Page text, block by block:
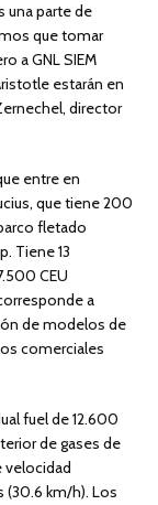
una parte de
que tomar
a GNL SIEM
estarán en
director
entre en
que tiene 200
fletado
Tiene 13
CEU
a
de modelos de
comerciales
fuel de 12.600
de gases de
velocidad
(30.6 km/h). Los